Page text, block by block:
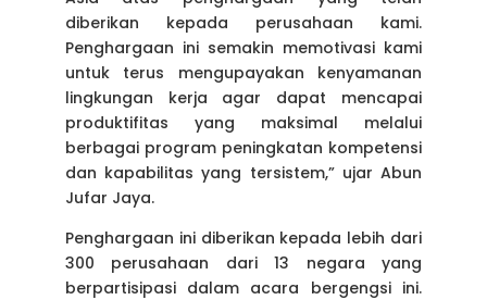
diberikan kepada perusahaan kami.
Penghargaan ini semakin memotivasi kami
untuk terus mengupayakan kenyamanan
lingkungan kerja agar dapat mencapai
produktifitas yang maksimal melalui
berbagai program peningkatan kompetensi
dan kapabilitas yang tersistem,” ujar Abun
Jufar Jaya.
Penghargaan ini diberikan kepada lebih dari
300 perusahaan dari 13 negara yang
berpartisipasi dalam acara bergengsi ini.